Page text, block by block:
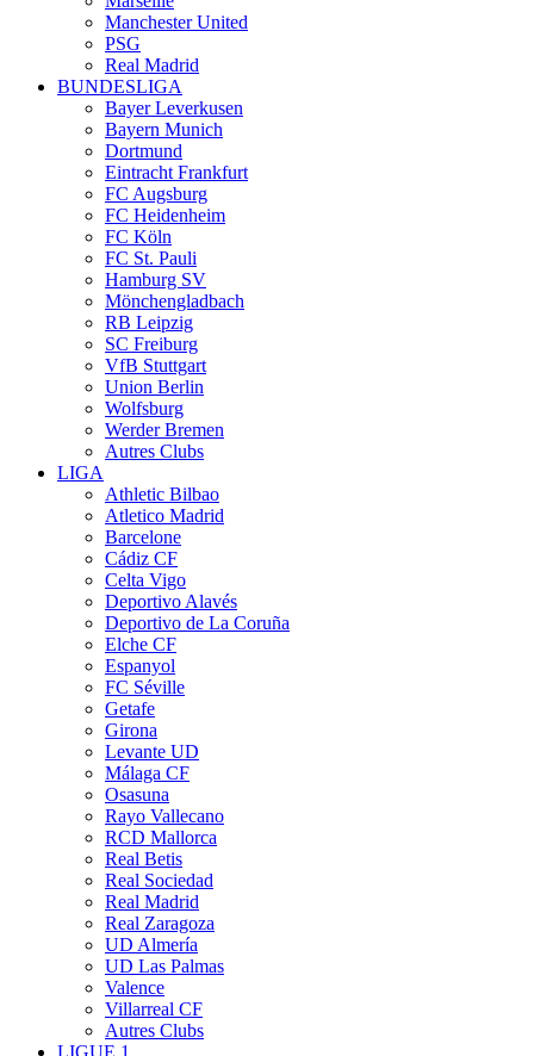
Manchester United
PSG
Real Madrid
BUNDESLIGA
Bayer Leverkusen
Bayern Munich
Dortmund
Eintracht Frankfurt
FC Augsburg
FC Heidenheim
FC Köln
FC St. Pauli
Hamburg SV
Mönchengladbach
RB Leipzig
SC Freiburg
VfB Stuttgart
Union Berlin
Wolfsburg
Werder Bremen
Autres Clubs
LIGA
Athletic Bilbao
Atletico Madrid
Barcelone
Cádiz CF
Celta Vigo
Deportivo Alavés
Deportivo de La Coruña
Elche CF
Espanyol
FC Séville
Getafe
Girona
Levante UD
Málaga CF
Osasuna
Rayo Vallecano
RCD Mallorca
Real Betis
Real Sociedad
Real Madrid
Real Zaragoza
UD Almería
UD Las Palmas
Valence
Villarreal CF
Autres Clubs
LIGUE 1